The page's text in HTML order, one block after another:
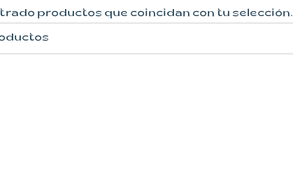
productos que coincidan con tu selección.